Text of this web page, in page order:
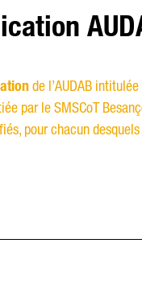
de l’AUDAB intitulée
par le SMSCoT
pour chacun